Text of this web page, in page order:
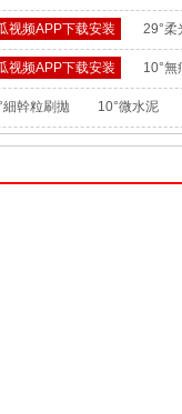
视频APP下载安装 29°柔
视频APP下载安装 10°
細幹粒刷拋 10°微水泥